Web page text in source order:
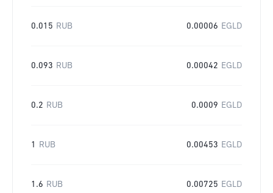
0.015 RUB 0.00006 EGLD
0.093 RUB 0.00042 EGLD
0.2 RUB 0.0009 EGLD
1 RUB 0.00453 EGLD
1.6 RUB 0.00725 EGLD